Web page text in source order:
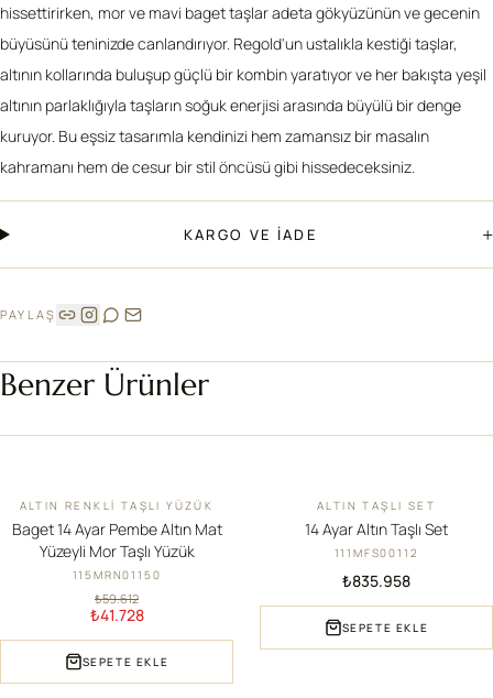
hissettirirken, mor ve mavi baget taşlar adeta gökyüzünün ve gecenin
büyüsünü teninizde canlandırıyor. Regold'un ustalıkla kestiği taşlar,
altının kollarında buluşup güçlü bir kombin yaratıyor ve her bakışta yeşil
altının parlaklığıyla taşların soğuk enerjisi arasında büyülü bir denge
kuruyor. Bu eşsiz tasarımla kendinizi hem zamansız bir masalın
kahramanı hem de cesur bir stil öncüsü gibi hissedeceksiniz.
KARGO VE İADE +
PAYLAŞ
Benzer Ürünler
İNDIRIM
ALTIN RENKLI TAŞLI YÜZÜK
Baget 14 Ayar Pembe Altın Mat
Yüzeyli Mor Taşlı Yüzük
115MRN01150
₺59.612
₺41.728
SEPETE EKLE
ALTIN TAŞLI SET
14 Ayar Altın Taşlı Set
111MFS00112
₺835.958
SEPETE EKLE